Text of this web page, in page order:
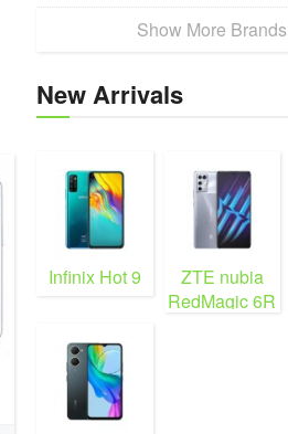
Show More Brands
New Arrivals
Infinix Hot 9
ZTE nubia
RedMagic 6R